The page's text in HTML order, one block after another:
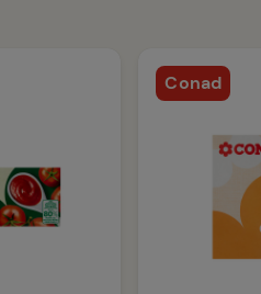
Conad